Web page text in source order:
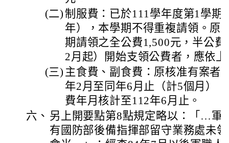
(二) 制服費：已於111學年度第1學期
年），本學期不得重複請領。原
期請領之全公費1,500元，半公
2月起）開始支領公費者，應依
(三) 主食費、副食費：原核准有案者
年2月至同年6月止（計5個月）
費年月核計至112年6月止。
六、 另上開要點第8點規定略以：「…軍
有國防部後備指揮部留守業務處未